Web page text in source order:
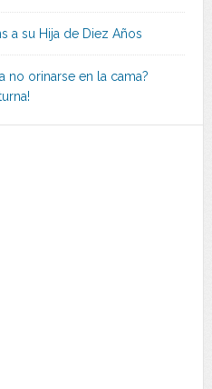
a su Hija de Diez Años
no orinarse en la cama?